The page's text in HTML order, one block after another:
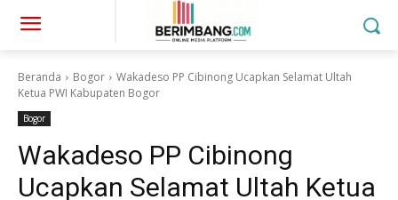
Beranda Bogor
Wakadeso PP Cibinong Ucapkan Selamat Ultah
Ketua PWI Kabupaten Bogor
Bogor
Wakadeso PP Cibinong
Ucapkan Selamat Ultah Ketua